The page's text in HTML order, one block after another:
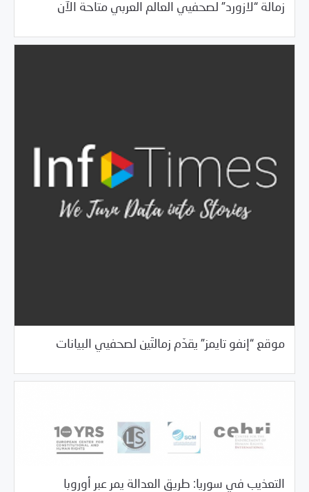
زمالة “لازورد” لصحفيي العالم العربي متاحة الآن
موقع “إنفو تايمز” يقدّم زمالتَين لصحفيي البيانات
التعذيب في سوريا: طريق العدالة يمر عبر أوروبا